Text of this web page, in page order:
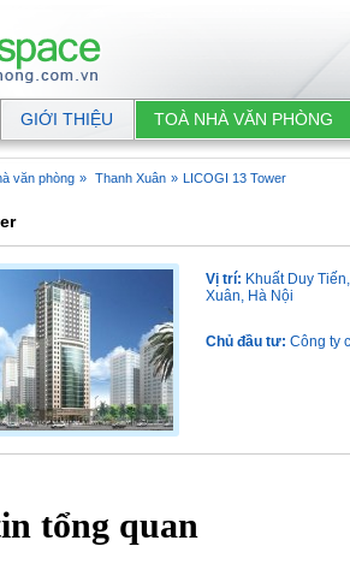
GIỚI THIỆU TOÀ NHÀ VĂN PHÒNG
văn phòng » Thanh Xuân » LICOGI 13 Tower
Vị trí: Khuất Duy
Xuân, Hà Nội
Chủ đầu tư: Công ty
tổng quan